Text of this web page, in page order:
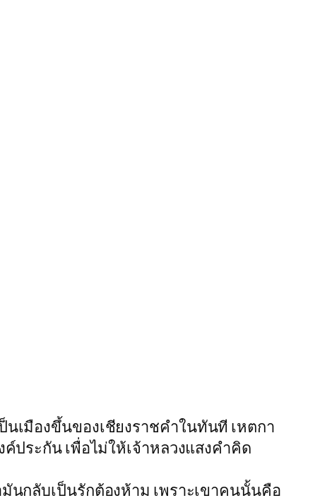
นเมืองขึ้นของเชียงราชคำในทันที เหตกา
ประกัน เพื่อไม่ให้เจ้าหลวงแสงคำคิด
นกลับเป็นรักต้องห้าม เพราะเขาคนนั้นคือ